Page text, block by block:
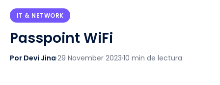
IT & NETWORK
Passpoint WiFi
Por Devi Jina·29 November 2023·10 min de lectura